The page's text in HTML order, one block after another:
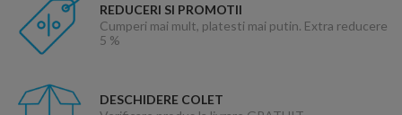
REDUCERI SI PROMOTII
Cumperi mai mult, platesti mai putin. Extra reducere
5 %
DESCHIDERE COLET